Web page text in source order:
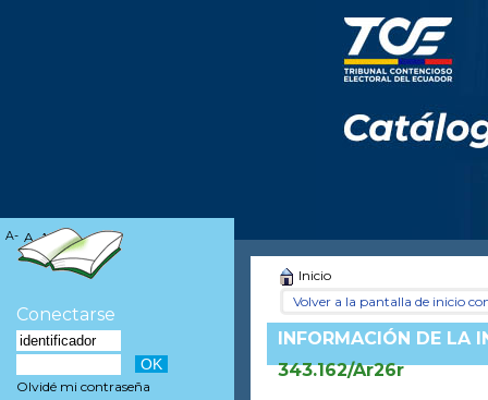
Inicio
Volver a la pantalla de inicio
INFORMACIÓN DE LA
343.162/Ar26r
A- A A+
Conectarse
Olvidé mi contraseña